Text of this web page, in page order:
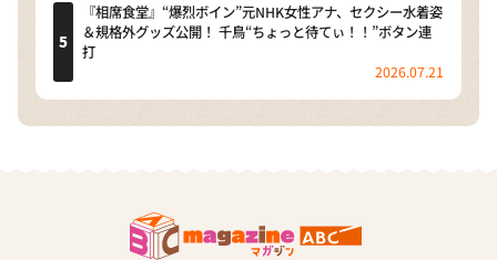
『相席食堂』“爆烈ボイン”元NHK女性アナ、セクシー水着姿
＆規格外グッズ公開！ 千鳥“ちょっと待てぃ！！”ボタン連
打
2026.07.21